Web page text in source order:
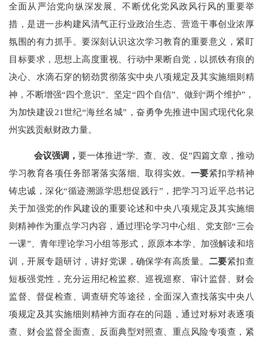
全面从严治党向纵深发展、不断优化党风政风行风的重要举
措，是进一步构建风清气正行业政治生态、营造干事创业浓厚
氛围的有力抓手。要深刻认识这次学习教育的重要意义，紧盯
目标要求，思想上高度重视、行动中果断自觉，以抓铁有痕的
决心、水滴石穿的韧劲贯彻落实中央八项规定及其实施细则精
神，不断增强“四个意识” 、坚定“四个自信” 、做到 “两个维护” ，
为加快建设21世纪“海丝名城”，奋勇争先推进中国式现代化泉
州实践贡献财政力量。
会议强调，要一体推进“学、查、改、促”四篇文章，推动
学习教育各项任务部署落实落细、取得实效。 一要紧扣学精神
铸忠诚，深化“循迹溯源学思想促践行” ， 把学习习近平总书记
关于加强党的作风建设的重要论述和中央八项规定及其实施细
则精神作为重点学习内容，通过理论学习中心组、党支部“三会
一课” 、青年理论学习小组等形式，原原本本学、加强解读和培
训，开展专题研讨，讲好党课 ，确保学有高质量。 二要紧扣查
短板强党性，充分运用纪检监察、巡视巡察、审计监督、财会
监督、督促检查、调查研究等途径，全面深入查找落实中央八
项规定及其实施细则精神方面存在的问题，通过对标对表逐项
查、财会监督全面查、反面典型对照查、重点风险专项查，紧